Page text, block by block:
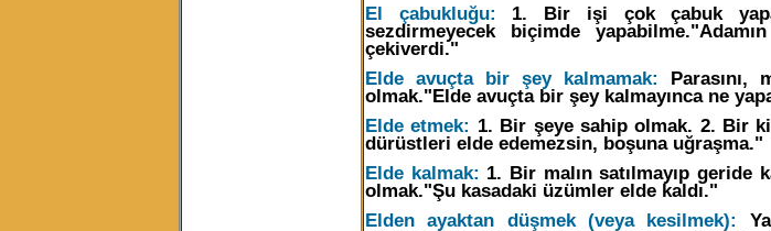
El
çabukluğu: 1. Bir işi çok çabuk
sezdirmeyecek biçimde
çekiverdi."
Elde avuçta bir şey kalmamak: Parasını,
olmak."Elde avuçta bir şey kalmayınca ne
Elde etmek: 1. Bir şeye sahip olmak. 2. Bir
dürüstleri elde edemezsin, boşuna uğraşma."
Elde kalmak: 1. Bir malın satılmayıp geride
olmak."Şu kasadaki üzümler elde kaldı."
Elden ayaktan düşmek (veya kesilmek):